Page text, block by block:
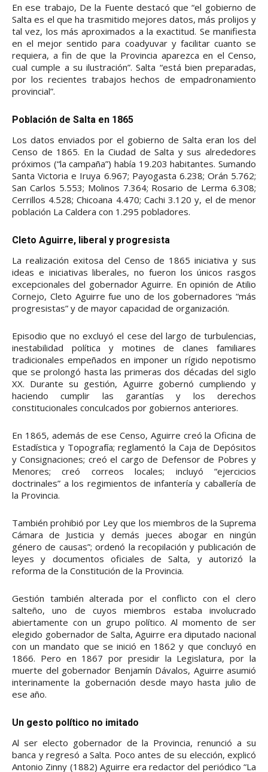
En ese trabajo, De la Fuente destacó que “el gobierno de
Salta es el que ha trasmitido mejores datos, más prolijos y
tal vez, los más aproximados a la exactitud. Se manifiesta
en el mejor sentido para coadyuvar y facilitar cuanto se
requiera, a fin de que la Provincia aparezca en el Censo,
cual cumple a su ilustración”. Salta “está bien preparadas,
por los recientes trabajos hechos de empadronamiento
provincial”.
Población de Salta en 1865
Los datos enviados por el gobierno de Salta eran los del
Censo de 1865. En la Ciudad de Salta y sus alrededores
próximos (“la campaña”) había 19.203 habitantes. Sumando
Santa Victoria e Iruya 6.967; Payogasta 6.238; Orán 5.762;
San Carlos 5.553; Molinos 7.364; Rosario de Lerma 6.308;
Cerrillos 4.528; Chicoana 4.470; Cachi 3.120 y, el de menor
población La Caldera con 1.295 pobladores.
Cleto Aguirre, liberal y progresista
La realización exitosa del Censo de 1865 iniciativa y sus
ideas e iniciativas liberales, no fueron los únicos rasgos
excepcionales del gobernador Aguirre. En opinión de Atilio
Cornejo, Cleto Aguirre fue uno de los gobernadores “más
progresistas” y de mayor capacidad de organización.
Episodio que no excluyó el cese del largo de turbulencias,
inestabilidad política y motines de clanes familiares
tradicionales empeñados en imponer un rígido nepotismo
que se prolongó hasta las primeras dos décadas del siglo
XX. Durante su gestión, Aguirre gobernó cumpliendo y
haciendo cumplir las garantías y los derechos
constitucionales conculcados por gobiernos anteriores.
En 1865, además de ese Censo, Aguirre creó la Oficina de
Estadística y Topografía; reglamentó la Caja de Depósitos
y Consignaciones; creó el cargo de Defensor de Pobres y
Menores; creó correos locales; incluyó “ejercicios
doctrinales” a los regimientos de infantería y caballería de
la Provincia.
También prohibió por Ley que los miembros de la Suprema
Cámara de Justicia y demás jueces abogar en ningún
género de causas”; ordenó la recopilación y publicación de
leyes y documentos oficiales de Salta, y autorizó la
reforma de la Constitución de la Provincia.
Gestión también alterada por el conflicto con el clero
salteño, uno de cuyos miembros estaba involucrado
abiertamente con un grupo político. Al momento de ser
elegido gobernador de Salta, Aguirre era diputado nacional
con un mandato que se inició en 1862 y que concluyó en
1866. Pero en 1867 por presidir la Legislatura, por la
muerte del gobernador Benjamín Dávalos, Aguirre asumió
interinamente la gobernación desde mayo hasta julio de
ese año.
Un gesto político no imitado
Al ser electo gobernador de la Provincia, renunció a su
banca y regresó a Salta. Poco antes de su elección, explicó
Antonio Zinny (1882) Aguirre era redactor del periódico “La